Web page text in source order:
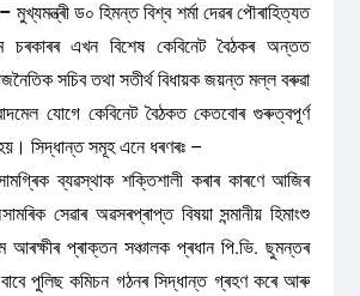
মুখ্যমন্ত্ৰী ড০ হিমন্ত বিশ্ব শৰ্মা দেৱৰ পৌৰাহিত্যত
চৰকাৰৰ এখন বিশেষ কেবিনেট বৈঠকৰ অন্তত
সচিব তথা সতীৰ্থ বিধায়ক জয়ন্ত মল্ল বৰুৱা
যোগে কেবিনেট বৈঠকত কেতবোৰ গুৰুত্বপূৰ্ণ
সিদ্ধান্ত সমূহ এনে ধৰণৰঃ –
ব্যৱস্থাক শক্তিশালী কৰাৰ কাৰণে আজিৰ
সেৱাৰ অৱসৰপ্ৰাপ্ত বিষয়া সন্মানীয় হিমাংশু
প্ৰাক্তন সঞ্চালক প্ৰধান পি.ভি. ছুমন্তৰ
পুলিছ কমিচন গঠনৰ সিদ্ধান্ত গ্ৰহণ কৰে আৰু